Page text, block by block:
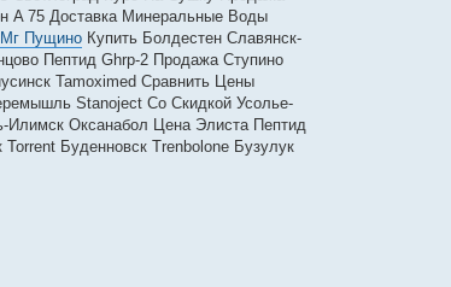
A 75 Доставка Минеральные Воды
Мг Пущино Купить Болдестен Славянск-
Пептид Ghrp-2 Продажа Ступино
Tamoximed Сравнить Цены
Stanoject Со Скидкой Усолье-
Илимск Оксанабол Цена Элиста Пептид
Буденновск Trenbolone Бузулук